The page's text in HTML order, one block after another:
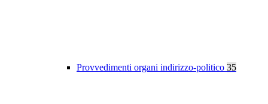
Provvedimenti organi indirizzo-politico 35